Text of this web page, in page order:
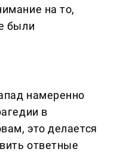
на то,
были
намеренно
в
это делается
ответные